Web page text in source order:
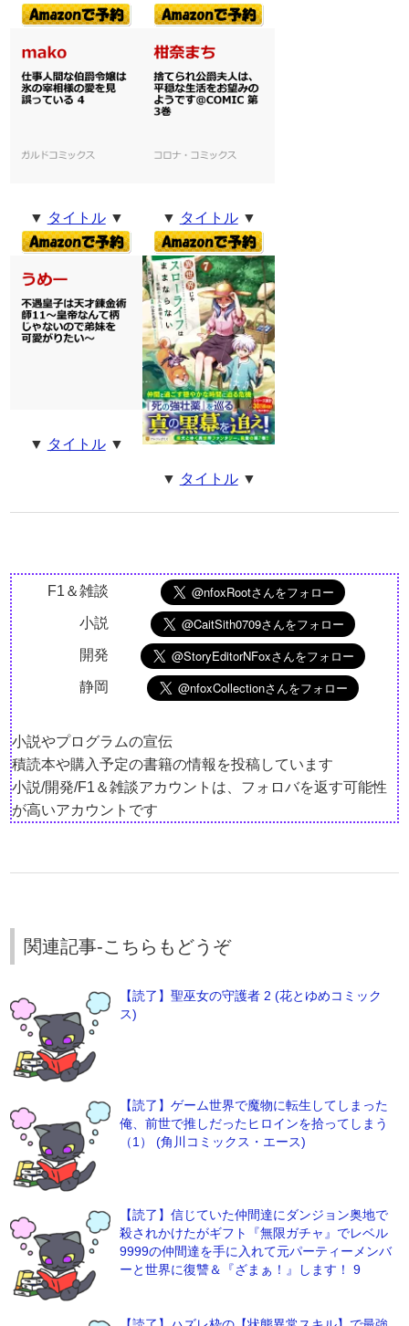
▼ タイトル▼ ▼ タイトル▼
▼ タイトル▼
▼ タイトル▼
F1＆雑談
小説
開発
静岡
小説やプログラムの宣伝
積読本や購入予定の書籍の情報を投稿しています
小説/開発/F1＆雑談アカウントは、フォロバを返す可能性
が高いアカウントです
関連記事-こちらもどうぞ
【読了】聖巫女の守護者 2 (花とゆめコミック
ス)
【読了】ゲーム世界で魔物に転生してしまった
俺、前世で推しだったヒロインを拾ってしまう
（1） (角川コミックス・エース)
【読了】信じていた仲間達にダンジョン奥地で
殺されかけたがギフト『無限ガチャ』でレベル
9999の仲間達を手に入れて元パーティーメンバ
ーと世界に復讐＆『ざまぁ！』します！ 9